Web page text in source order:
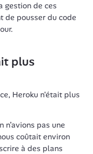
gestion de ces
de pousser du code
plus
Heroku n'était plus
n’avions pas une
coûtait environ
à des plans